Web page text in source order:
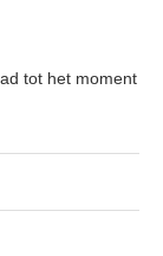
tot het moment